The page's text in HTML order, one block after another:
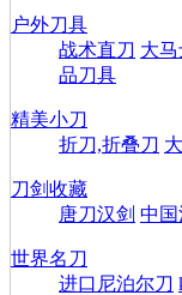
户外刀具
战术直刀 大
品刀具
精美小刀
折刀,折叠刀
刀剑收藏
唐刀汉剑 中国
世界名刀
进口尼泊尔刀